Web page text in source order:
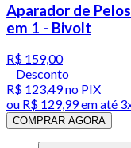
Aparador de
em 1 - Bivolt
R$ 159,00
Desconto
R$ 123,49no PIX
ou R$ 129,99em até
COMPRAR AGORA